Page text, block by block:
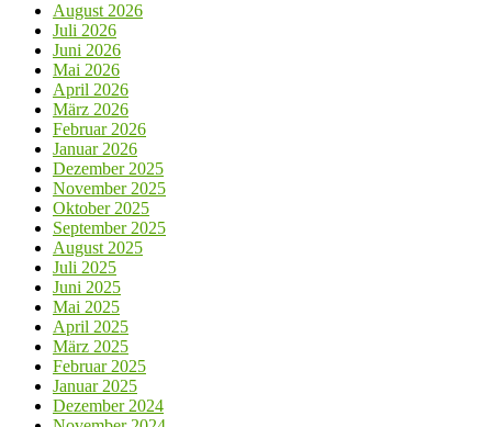
August 2026
Juli 2026
Juni 2026
Mai 2026
April 2026
März 2026
Februar 2026
Januar 2026
Dezember 2025
November 2025
Oktober 2025
September 2025
August 2025
Juli 2025
Juni 2025
Mai 2025
April 2025
März 2025
Februar 2025
Januar 2025
Dezember 2024